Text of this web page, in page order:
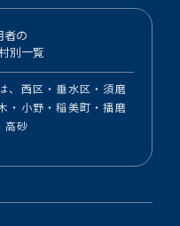
者の
別一覧
、西区・垂水区・須磨
・小野・稲美町・播磨
高砂